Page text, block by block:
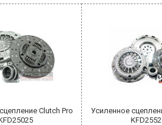
Clutch Pro
Усиленное